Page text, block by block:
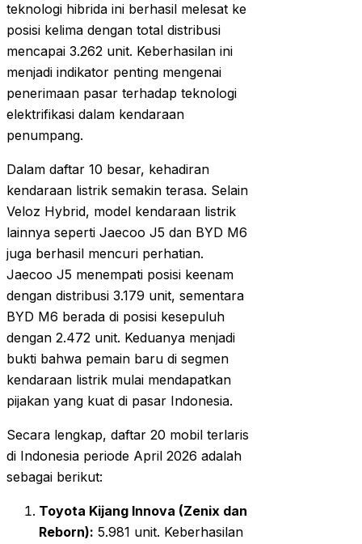
teknologi hibrida ini berhasil melesat ke
posisi kelima dengan total distribusi
mencapai 3.262 unit. Keberhasilan ini
menjadi indikator penting mengenai
penerimaan pasar terhadap teknologi
elektrifikasi dalam kendaraan
penumpang.
Dalam daftar 10 besar, kehadiran
kendaraan listrik semakin terasa. Selain
Veloz Hybrid, model kendaraan listrik
lainnya seperti Jaecoo J5 dan BYD M6
juga berhasil mencuri perhatian.
Jaecoo J5 menempati posisi keenam
dengan distribusi 3.179 unit, sementara
BYD M6 berada di posisi kesepuluh
dengan 2.472 unit. Keduanya menjadi
bukti bahwa pemain baru di segmen
kendaraan listrik mulai mendapatkan
pijakan yang kuat di pasar Indonesia.
Secara lengkap, daftar 20 mobil terlaris
di Indonesia periode April 2026 adalah
sebagai berikut:
Toyota Kijang Innova (Zenix dan
Reborn): 5.981 unit. Keberhasilan